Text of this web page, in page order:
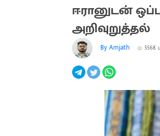
ஈரானுடன்
அறிவுறுத்தல்
By Amjath 5568